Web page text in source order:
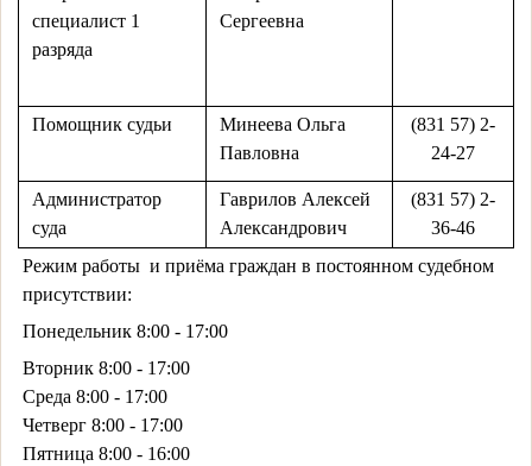
специалист 1
разряда
Сергеевна
Помощник судьи
Минеева Ольга
Павловна
(831 57) 2-
24-27
Администратор
суда
Гаврилов Алексей
Александрович
(831 57) 2-
36-46
Режим работы и приёма граждан в постоянном судебном
присутствии:
Понедельник 8:00 - 17:00
Вторник 8:00 - 17:00
Среда 8:00 - 17:00
Четверг 8:00 - 17:00
Пятница 8:00 - 16:00